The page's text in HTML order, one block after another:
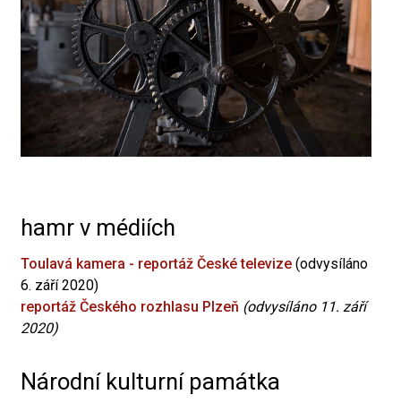
hamr v médiích
Toulavá kamera - reportáž České televize (odvysíláno
6. září 2020)
reportáž Českého rozhlasu Plzeň (odvysíláno 11. září
2020)
Národní kulturní památka